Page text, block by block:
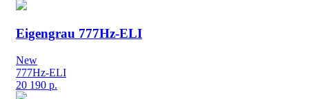
Eigengrau 777Hz-ELI
New
777Hz-ELI
20 190 р.